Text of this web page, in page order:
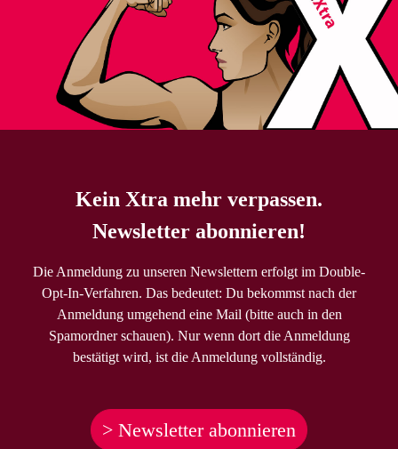
Kein Xtra mehr verpassen.
Newsletter abonnieren!
Die Anmeldung zu unseren Newslettern erfolgt im Double-
Opt-In-Verfahren. Das bedeutet: Du bekommst nach der
Anmeldung umgehend eine Mail (bitte auch in den
Spamordner schauen). Nur wenn dort die Anmeldung
bestätigt wird, ist die Anmeldung vollständig.
> Newsletter abonnieren